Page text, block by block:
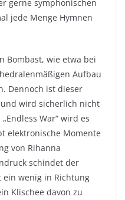
gerne symphonischen
jede Menge Hymnen
Bombast, wie etwa bei
Aufbau
Dennoch ist dieser
wird sicherlich nicht
War“ wird es
elektronische Momente
von Rihanna
schindet der
ein wenig in Richtung
Klischee davon zu